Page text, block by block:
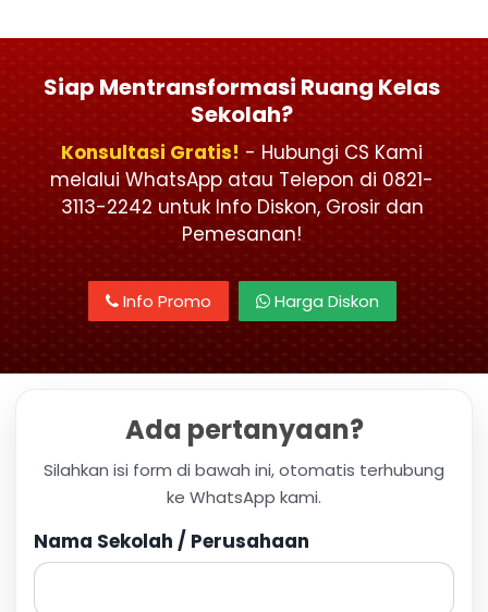
Siap Mentransformasi Ruang Kelas
Sekolah?
Konsultasi Gratis! - Hubungi CS Kami
melalui WhatsApp atau Telepon di 0821-
3113-2242 untuk Info Diskon, Grosir dan
Pemesanan!
Info Promo Harga Diskon
Ada pertanyaan?
Silahkan isi form di bawah ini, otomatis terhubung
ke WhatsApp kami.
Nama Sekolah / Perusahaan